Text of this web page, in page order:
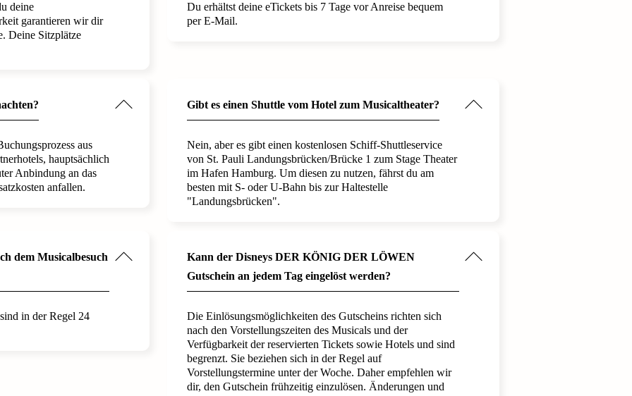
deine
garantieren wir dir
Deine Sitzplätze
Du erhältst deine eTickets bis 7 Tage vor Anreise bequem
per E-Mail.
aus
hauptsächlich
Anbindung an das
anfallen.
Gibt es einen Shuttle vom Hotel zum Musicaltheater?
Nein, aber es gibt einen kostenlosen Schiff-Shuttleservice
von St. Pauli Landungsbrücken/Brücke 1 zum Stage Theater
im Hafen Hamburg. Um diesen zu nutzen, fährst du am
besten mit S- oder U-Bahn bis zur Haltestelle
"Landungsbrücken".
dem Musicalbesuch
in der Regel 24
Kann der Disneys DER KÖNIG DER LÖWEN
Gutschein an jedem Tag eingelöst werden?
Die Einlösungsmöglichkeiten des Gutscheins richten sich
nach den Vorstellungszeiten des Musicals und der
Verfügbarkeit der reservierten Tickets sowie Hotels und sind
begrenzt. Sie beziehen sich in der Regel auf
Vorstellungstermine unter der Woche. Daher empfehlen wir
dir, den Gutschein frühzeitig einzulösen. Änderungen und